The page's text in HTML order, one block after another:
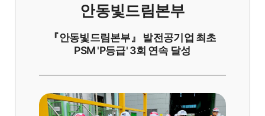
안동빛드림본부
『안동빛드림본부』 발전공기업 최초
PSM 'P등급' 3회 연속 달성